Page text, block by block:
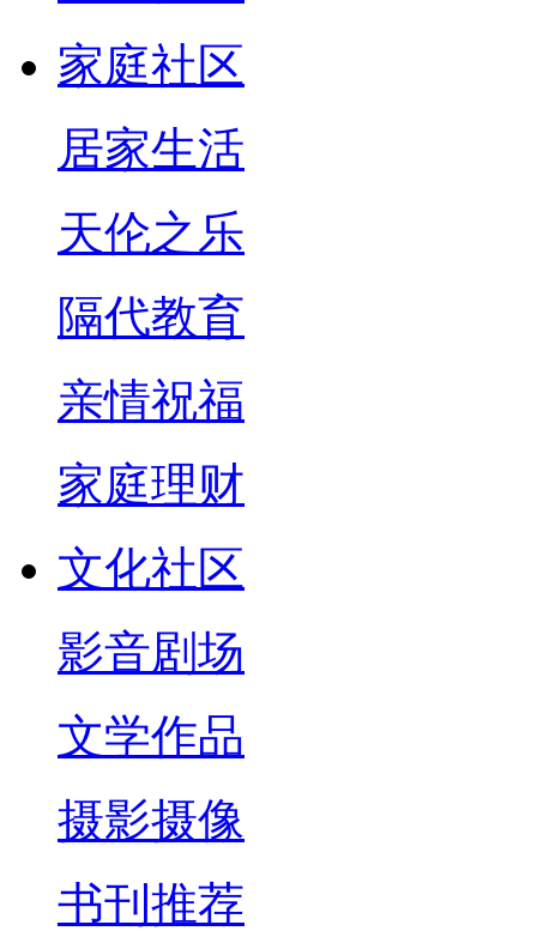
家庭社区
居家生活
天伦之乐
隔代教育
亲情祝福
家庭理财
文化社区
影音剧场
文学作品
摄影摄像
书刊推荐